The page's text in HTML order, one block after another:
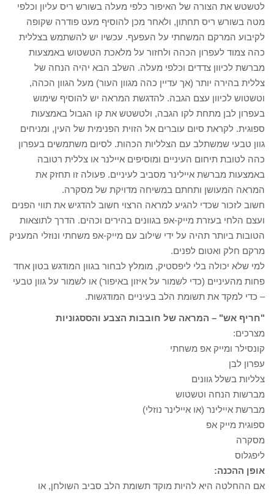
לטשטש את הצורה של האיפור כלפי מעלה בשורש ריס עליון וכלפי
מטה בשורש ריס תחתון, ולאחר מכן להוסיף מעט פודרה שקופה
לקיבוע המרקם המשחתי על העפעף. עכשיו יש להשתמש בצללית
כהה צמוד לעפרון הכהה ולחזור על מלאכת הטשטוש באמצעות
מברשת לכיוון צדדים וכלפי מעלה. השלב הבא יהיה הנחה של
צללית בהירה יותר (אך עדיין כהה מגוון העור) מעל הגוון הכהה,
וטשטוש לכיוון עצם הגבה. להדגשת המראה יש להוסיף שימוש
בעפרון לבן מתחת לקו הגבה, ולטשטש את קו הגבול באמצעות
ספוגית. לקראת סיום עוברים אל הזוית הפנימית של העין, ומניחים
גוון טבעי שמשתלב עם הצלליות הכהות. לסיום משתמשים בעפרון
כהה לטובת תיחום העיניים ומוסיפים איילנר או צללית רטובה
באמצעות מברשת איילינר מסביב לעיניים. פעולה זו תחזק את
המראה המעושן ותחתם במשיחה מדויקת של מסקרה.
חשוב לזכור שכדי להגיע למראה הרצוי חשוב להדגיש את תווי הפנים
ועצם הלחי בעזרת מייק-אפ בגוונים בהירים וכהים. הדרך לתוצאות
הטובות ביותר תהיה על ידי שילוב עם מייק-אפ משחתי ונוזלי המעניק
מרקם חלק ואטום לפנים.
למי שלא יכולה בלי ליפסטיק, מומלץ לבחור בגוון המודגש בטון אחד
פחות מהעיניים (כדי לשמור על איזון באיפור) או לשמור על גוון טבעי
– כדי למקד את תשומת הלב בעיניים המודגשות.
"חריף אש" – המראה של חובבות הצבע והססגוניות
מצרכים:
קונסילר ומייק אפ משחתי
עפרון לבן
צלליות בשלל גוונים
מברשות הנחה וטשטוש
מברשת איילינר (או איילינר נוזלי)
ספוגית מייק אפ
מסקרה
ליפגלוס
אופן ההכנה:
אם ההחלטה היא להיות מוקד תשומת הלב סביב השולחן, או